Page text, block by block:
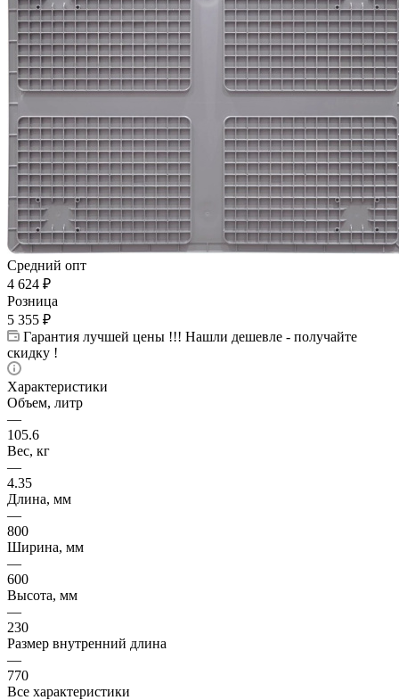
Средний опт
4 624 ₽
Розница
5 355 ₽
Гарантия лучшей цены !!! Нашли дешевле - получайте
скидку !
Характеристики
Объем, литр
—
105.6
Вес, кг
—
4.35
Длина, мм
—
800
Ширина, мм
—
600
Высота, мм
—
230
Размер внутренний длина
—
770
Все характеристики